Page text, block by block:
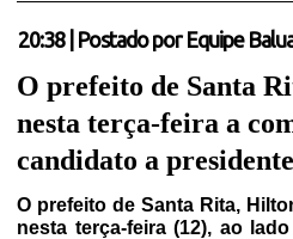
20:38| Postado por Equipe
O prefeito de Santa
nesta terça-feira a
candidato a presidente
O prefeito de Santa Rita,
nesta terça-feira (12), ao